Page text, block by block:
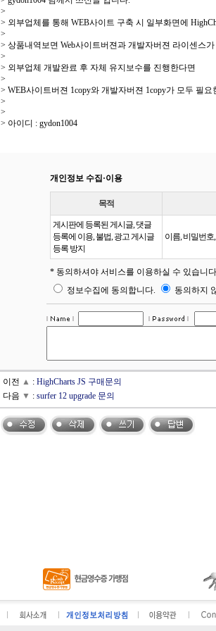
>
> 외부업체를 통해 WEB사이트 구축 시 일부화면에
>
> 상품내역보면 Web사이트버젼과 개발자버젼 라이센스
>
> 외부업체 개발완료 후 자체 유지보수를 진행한다면
>
> WEB사이트버젼 1copy와 개발자버젼 1copy가 모두 필요
>
>
> 아이디 : gydon1004
개인정보 수집·이용
목적
게시판에 등록된 게시글, 댓글
등록에 이용, 불법, 광고 게시글
등록 방지
이름, 비밀번호
* 동의하셔야 서비스를 이용하실 수 있습니
정보수집에 동의합니다.
동의하지
이전 ▲ : HighCharts JS 구매문의
다음 ▼ : surfer 12 upgrade 문의